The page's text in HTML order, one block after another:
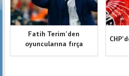
Fatih Terim'den
oyuncularına fırça